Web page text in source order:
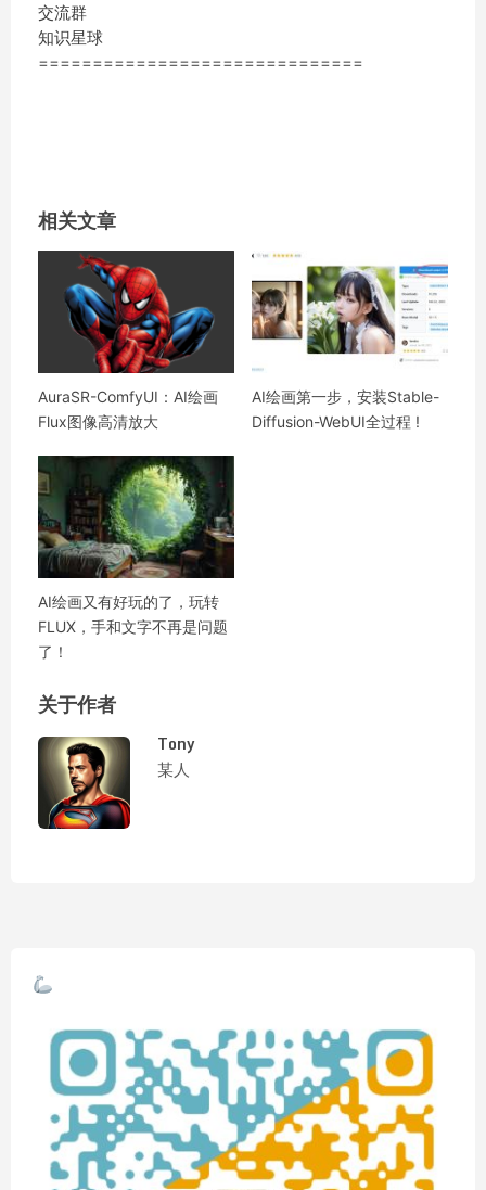
交流群
知识星球
==============================
相关文章
AuraSR-ComfyUI：AI绘画
Flux图像高清放大
AI绘画第一步，安装Stable-
Diffusion-WebUI全过程 !
AI绘画又有好玩的了，玩转
FLUX，手和文字不再是问题
了！
关于作者
Tony
某人